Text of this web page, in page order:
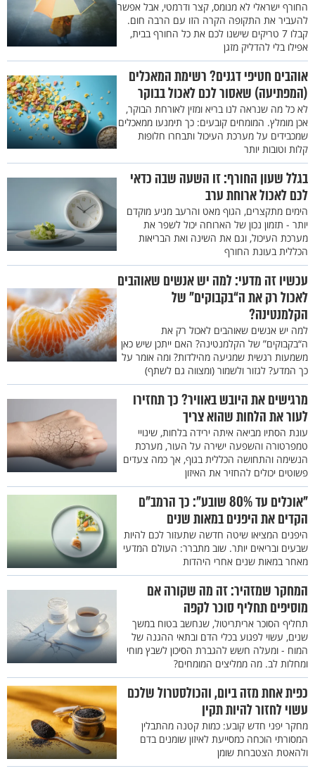
החורף ישראלי לא מנומס, קצר ודרמטי, אבל אפשר
להעביר את התקופה הקרה הזו עם הרבה חום.
קבלו 7 טריקים שישנו לכם את כל החורף בבית,
אפילו בלי להדליק מזגן
אוהבים חטיפי דגנים? רשימת המאכלים
(המפתיעה) שאסור לכם לאכול בבוקר
לא כל מה שנראה לנו בריא ומזין לאורחת הבוקר,
אכן מומלץ. המומחים קובעים: כך תימנעו ממאכלים
שמכבידים על מערכת העיכול ותבחרו חלופות
קלות וטובות יותר
בגלל שעון החורף: זו השעה שבה כדאי
לכם לאכול ארוחת ערב
הימים מתקצרים, הגוף מאט והרעב מגיע מוקדם
יותר - תזמון נכון של הארוחה יכול לשפר את
מערכת העיכול, וגם את השינה ואת הבריאות
הכללית בעונת החורף
עכשיו זה מדעי: למה יש אנשים שאוהבים
לאכול רק את ה“בקבוקים” של
הקלמנטינה?
למה יש אנשים שאוהבים לאכול רק את
ה“בקבוקים” של הקלמנטינה? האם ייתכן שיש כאן
משמעות רגשית שמגיעה מהילדות? ומה אומר על
כך המדע? לגזור ולשמור (ומצווה גם לשתף)
מרגישים את היובש באוויר? כך תחזירו
לעור את הלחות שהוא צריך
עונת הסתיו מביאה איתה ירידה בלחות, שינויי
טמפרטורה והשפעה ישירה על העור, מערכת
הנשימה והתחושה הכללית בגוף, אך כמה צעדים
פשוטים יכולים להחזיר את האיזון
"אוכלים עד 80% שובע": כך הרמב"ם
הקדים את היפנים במאות שנים
היפנים המציאו שיטה חדשה שתעזור לכם להיות
שבעים ובריאים יותר. שוב מתברר: העולם המדעי
מאחר במאות שנים אחרי היהדות
המחקר שמזהיר: זה מה שקורה אם
מוסיפים תחליף סוכר לקפה
תחליף הסוכר אריתריטול, שנחשב בטוח במשך
שנים, עשוי לפגוע בכלי הדם ובתאי ההגנה של
המוח - ומעלה חשש להגברת הסיכון לשבץ מוחי
ומחלות לב. מה ממליצים המומחים?
כפית אחת מזה ביום, והכולסטרול שלכם
עשוי לחזור להיות תקין
מחקר יפני חדש קובע: כמות קטנה מהתבלין
המסורתי הוכחה כמסייעת לאיזון שומנים בדם
ולהאטת הצטברות שומן